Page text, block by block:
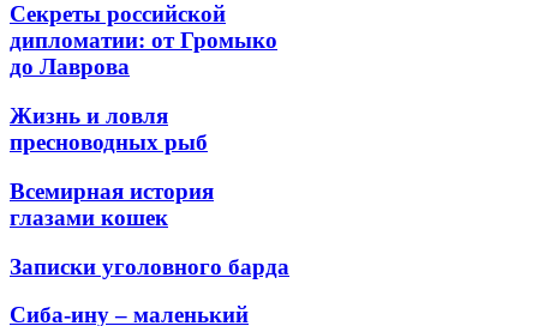
Секреты российской
дипломатии: от Громыко
до Лаврова
Жизнь и ловля
пресноводных рыб
Всемирная история
глазами кошек
Записки уголовного барда
Сиба-ину – маленький